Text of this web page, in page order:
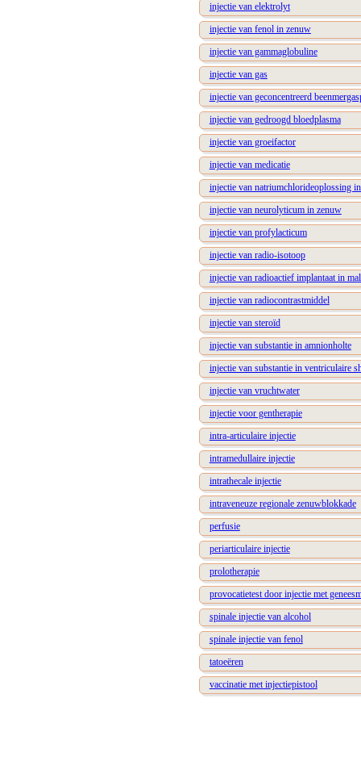
injectie van elektrolyt
injectie van fenol in zenuw
injectie van gammaglobuline
injectie van gas
injectie van geconcentreerd
injectie van gedroogd bloedplasma
injectie van groeifactor
injectie van medicatie
injectie van natriumchlorideoplossing
injectie van neurolyticum in zenuw
injectie van profylacticum
injectie van radio-isotoop
injectie van radioactief implantaat in
injectie van radiocontrastmiddel
injectie van steroïd
injectie van substantie in amnionholte
injectie van substantie in ventriculaire
injectie van vruchtwater
injectie voor gentherapie
intra-articulaire injectie
intramedullaire injectie
intrathecale injectie
intraveneuze regionale zenuwblokkade
perfusie
periarticulaire injectie
prolotherapie
provocatietest door injectie met
spinale injectie van alcohol
spinale injectie van fenol
tatoeëren
vaccinatie met injectiepistool